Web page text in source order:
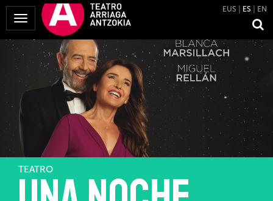
Mostrar
Menú
EUS ES EN
TEATRO